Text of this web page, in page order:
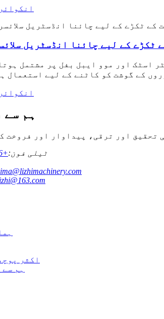
ٹکڑے کے لیے چائنا انڈسٹریل
اسٹک اور موو ایبل بفل پر مشتمل
کے گوشت کو کاٹنے کے لیے استعمال
ہم سے
ٹیلی فون:+86 15610166818
اکثر
ہم سے